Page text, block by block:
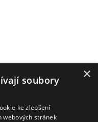
×
soubory
ke zlepšení
webových stránek